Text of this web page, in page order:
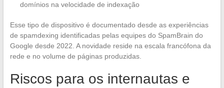
domínios na velocidade de indexação
Esse tipo de dispositivo é documentado desde as experiências
de spamdexing identificadas pelas equipes do SpamBrain do
Google desde 2022. A novidade reside na escala francófona da
rede e no volume de páginas produzidas.
Riscos para os internautas e